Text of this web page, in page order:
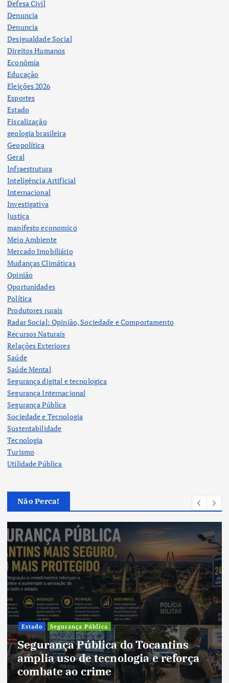
Defesa Civil
Denuncia
Denuncia
Desigualdade Social
Direitos Humanos
Econômia
Educação
Eleições 2026
Esportes
Estado
Fiscalização
geologia brasileira
Geopolítica
Geral
Infraestrutura
Inteligência Artificial
Internacional
Investigativa
Justiça
manifesto economico
Meio Ambiente
Mercado Imobiliário
Mudanças Climáticas
Opinião
Oportunidades
Política
Produtores rurais
Radar Social: Opinião, Sociedade e Comportamento
Recursos Naturais
Relações Exteriores
Saúde
Saúde Mental
Segurança digital e tecnologica
Segurança Internacional
Segurança Pública
Sociedade e Tecnologia
Sustentabilidade
Tecnologia
Turismo
Utilidade Pública
Não Perca!
Cultura
Cultura do Tocantins preserva
tradições e fortalece identidade de
um estado em constante
transformação